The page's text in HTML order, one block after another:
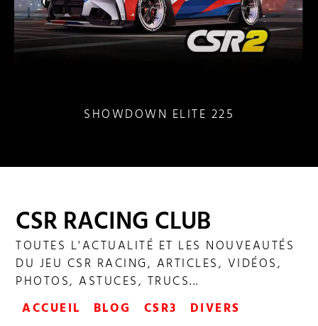
SHOWDOWN ELITE 225
CSR RACING CLUB
TOUTES L'ACTUALITÉ ET LES NOUVEAUTÉS
DU JEU CSR RACING, ARTICLES, VIDÉOS,
PHOTOS, ASTUCES, TRUCS...
ACCUEIL
BLOG CSR3 DIVERS